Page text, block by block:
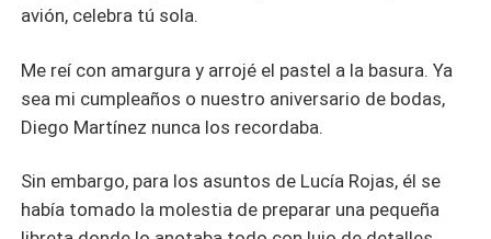
avión, celebra tú sola.
Me reí con amargura y arrojé el pastel a la basura. Ya
sea mi cumpleaños o nuestro aniversario de bodas,
Diego Martínez nunca los recordaba.
Sin embargo, para los asuntos de Lucía Rojas, él se
había tomado la molestia de preparar una pequeña